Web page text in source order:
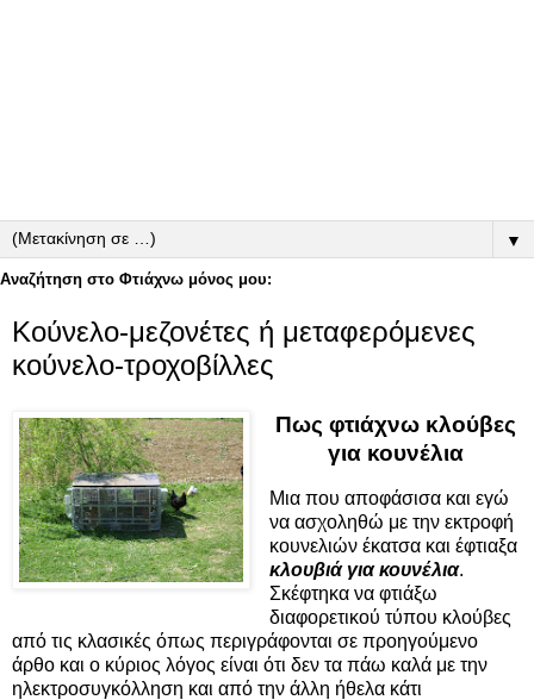
▼
Αναζήτηση στο Φτιάχνω μόνος μου:
Κούνελο-μεζονέτες ή μεταφερόμενες
κούνελο-τροχοβίλλες
Πως φτιάχνω κλούβες
για κουνέλια
Μια που αποφάσισα και εγώ
να ασχοληθώ με την εκτροφή
κουνελιών έκατσα και έφτιαξα
κλουβιά για κουνέλια.
Σκέφτηκα να φτιάξω
διαφορετικού τύπου κλούβες
από τις κλασικές όπως περιγράφονται σε προηγούμενο
άρθο και ο κύριος λόγος είναι ότι δεν τα πάω καλά με την
ηλεκτροσυγκόλληση και από την άλλη ήθελα κάτι